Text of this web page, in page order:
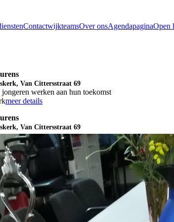
ContactwijkteamsOver onsAgendapaginaOpen
Van Cittersstraat 69
werken aan hun toekomst
meer details
Van Cittersstraat 69